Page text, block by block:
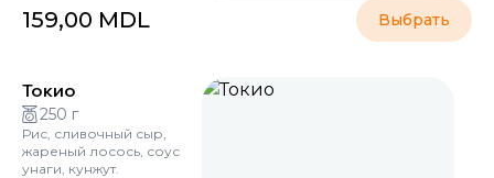
159,00 MDL Выбрать
Токио
250 г
Рис, сливочный сыр,
жареный лосось, соус
унаги, кунжут.